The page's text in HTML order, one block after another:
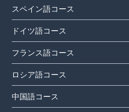
スペイン語コース
ドイツ語コース
フランス語コース
ロシア語コース
中国語コース